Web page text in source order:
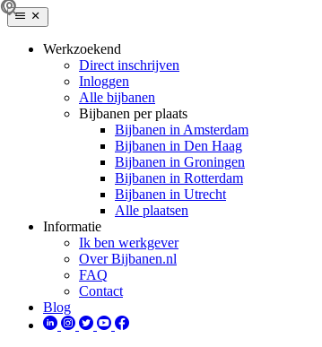
Werkzoekend
Direct inschrijven
Inloggen
Alle bijbanen
Bijbanen per plaats
Bijbanen in Amsterdam
Bijbanen in Den Haag
Bijbanen in Groningen
Bijbanen in Rotterdam
Bijbanen in Utrecht
Alle plaatsen
Informatie
Ik ben werkgever
Over Bijbanen.nl
FAQ
Contact
Blog